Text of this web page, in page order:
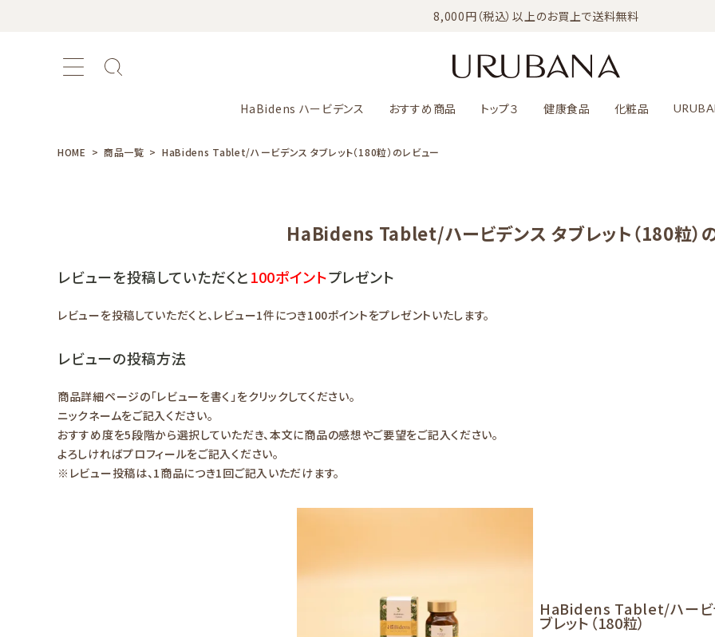
8,000円（税込）以上のお買上で送料無料
HaBidens ハービデンス おすすめ商品 トップ３ 健康食品 化粧品
お知らせ
HOME 商品一覧 HaBidens Tablet/ハービデンス タブレット（180粒）のレビュー
HaBidens Tablet/ハービデンス タブレット（180粒）
レビューを投稿していただくと100ポイントプレゼント
レビューを投稿していただくと、レビュー1件につき100ポイントをプレゼントいたします。
レビューの投稿方法
商品詳細ページの「レビューを書く」をクリックしてください。
ニックネームをご記入ください。
おすすめ度を5段階から選択していただき、本文に商品の感想やご要望をご記入ください。
よろしければプロフィールをご記入ください。
※レビュー投稿は、1商品につき1回ご記入いただけます。
HaBidens Tablet/ハービ
ブレット（180粒）